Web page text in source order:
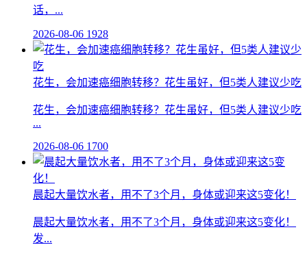
话，...
2026-08-06 1928
花生，会加速癌细胞转移？花生虽好，但5类人建议少吃
花生，会加速癌细胞转移？花生虽好，但5类人建议少吃
...
2026-08-06 1700
晨起大量饮水者，用不了3个月，身体或迎来这5变化！
晨起大量饮水者，用不了3个月，身体或迎来这5变化！
发...